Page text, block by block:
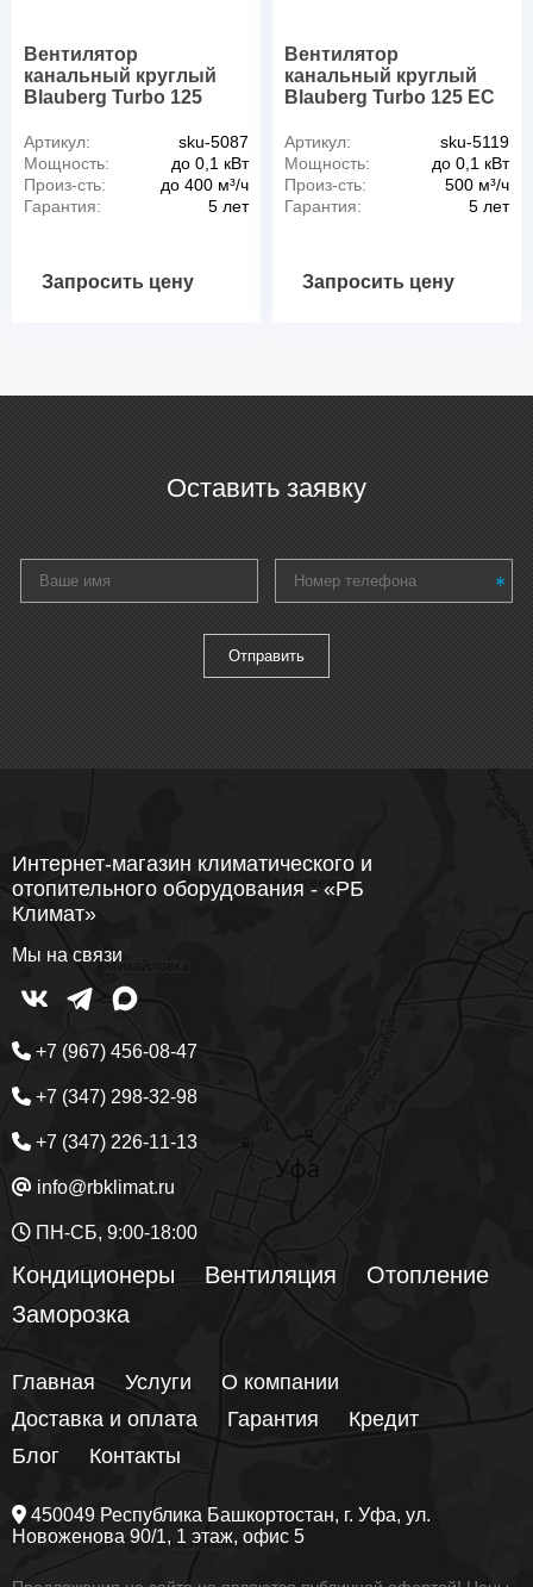
Вентилятор
канальный круглый
Blauberg Turbo 125
Артикул:
sku-5087
Мощность:
до 0,1 кВт
Произ-сть:
до 400 м³/ч
Гарантия:
5 лет
Запросить цену
Вентилятор
канальный круглый
Blauberg Turbo 125 EC
Артикул:
sku-5119
Мощность:
до 0,1 кВт
Произ-сть:
500 м³/ч
Гарантия:
5 лет
Запросить цену
Оставить заявку
Интернет-магазин климатического и
отопительного оборудования - «РБ
Климат»
Мы на связи
+7 (967) 456-08-47
+7 (347) 298-32-98
+7 (347) 226-11-13
info@rbklimat.ru
ПН-СБ, 9:00-18:00
Кондиционеры Вентиляция
Отопление
Заморозка
Главная Услуги
О компании
Доставка и оплата
Гарантия
Кредит
Блог
Контакты
450049 Республика Башкортостан, г. Уфа, ул.
Новоженова 90/1, 1 этаж, офис 5